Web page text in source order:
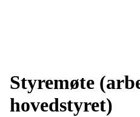
Styremøte
hovedstyret)